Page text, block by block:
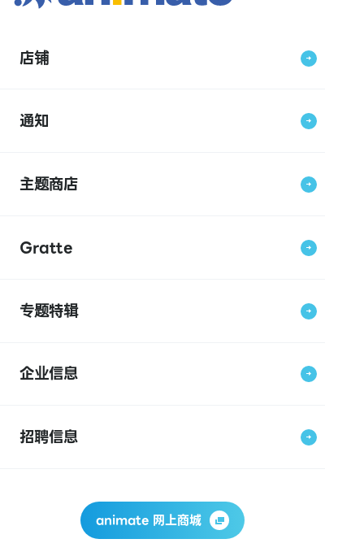
店铺
通知
主题商店
Gratte
专题特辑
企业信息
招聘信息
animate 网上商城